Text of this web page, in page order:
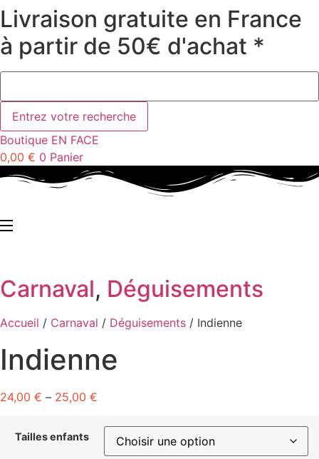
Aller
au
contenu
Livraison gratuite en France
à partir de 50€ d'achat *
Boutique EN FACE
0,00 € 0 Panier
Carnaval, Déguisements
Accueil / Carnaval / Déguisements / Indienne
Indienne
24,00 € – 25,00 €
Tailles enfants